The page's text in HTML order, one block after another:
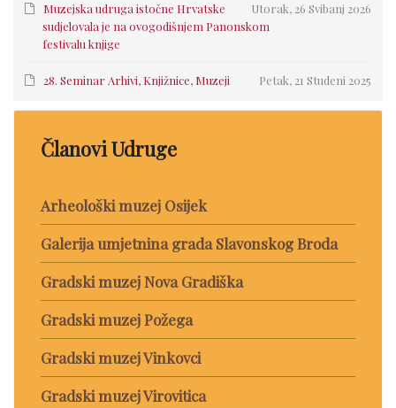
Utorak, 26 Svibanj 2026
Muzejska udruga istočne Hrvatske
sudjelovala je na ovogodišnjem Panonskom
festivalu knjige
Petak, 21 Studeni 2025
28. Seminar Arhivi, Knjižnice, Muzeji
Članovi Udruge
Arheološki muzej Osijek
Galerija umjetnina grada Slavonskog Broda
Gradski muzej Nova Gradiška
Gradski muzej Požega
Gradski muzej Vinkovci
Gradski muzej Virovitica